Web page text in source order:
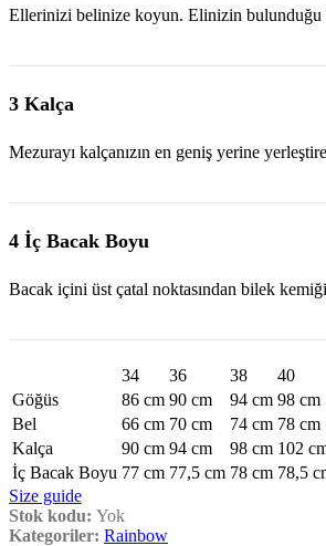
Ellerinizi belinize koyun. Elinizin bulunduğu
3 Kalça
Mezurayı kalçanızın en geniş yerine
4 İç Bacak Boyu
Bacak içini üst çatal noktasından bilek
34 36 38 40
Göğüs
86 cm 90 cm 94 cm 98 cm
Bel
66 cm 70 cm 74 cm 78 cm
Kalça
90 cm 94 cm 98 cm 102
İç Bacak Boyu 77 cm 77,5 cm 78 cm 78,5
Size guide
Stok kodu: Yok
Kategoriler: Rainbow